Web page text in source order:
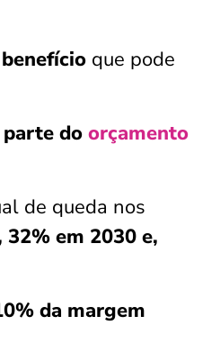
que pode
doorçamento
de queda nos
em 2030 e,
da margem